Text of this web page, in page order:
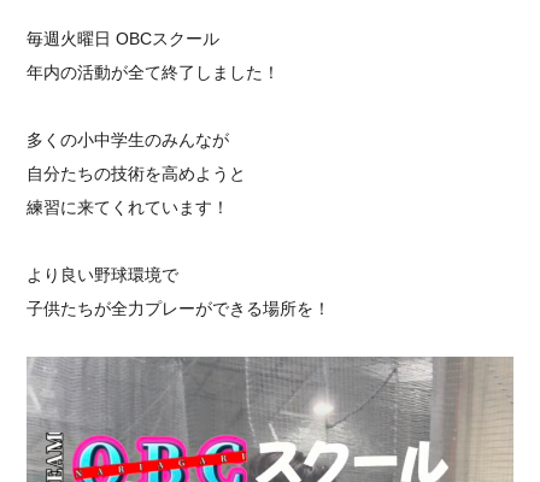
毎週火曜日 OBCスクール
年内の活動が全て終了しました！
多くの小中学生のみんなが
自分たちの技術を高めようと
練習に来てくれています！
より良い野球環境で
子供たちが全力プレーができる場所を！